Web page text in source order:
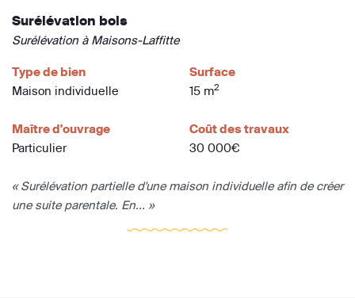
Surélévation bois
Surélévation à Maisons-Laffitte
Type de bien
Maison individuelle
Surface
15 m2
Maître d'ouvrage
Particulier
Coût des travaux
30 000€
« Surélévation partielle d'une maison individuelle afin de créer
une suite parentale. En... »